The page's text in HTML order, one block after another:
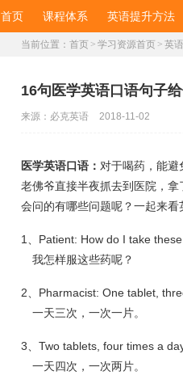
首页 课程体系 英语提升方法
当前位置： 首页 > 学习资源首页 > 英
16句医学英语口语句子给
来源： 必克英语 2018-11-02
医学英语口语 ： 对于喝药，能
老佛爷直接半夜抓去到医院，
会问的有哪些问题呢？一起来看
1、Patient: How do I take
我怎样服这些药呢？
2、Pharmacist: One tablet,
一天三次，一次一片。
3、Two tablets, four times a
一天四次，一次两片。